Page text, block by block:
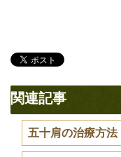
関連記事
五十肩の治療方法